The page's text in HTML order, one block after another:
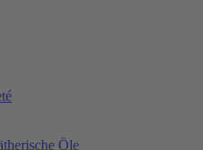
Öle